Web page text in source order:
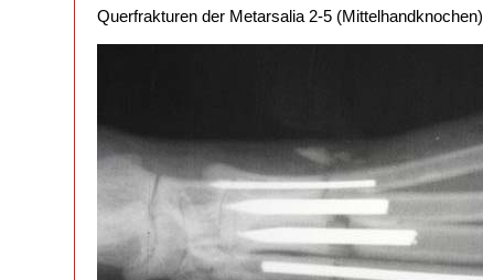
Querfrakturen der Metarsalia 2-5 (Mittelhandknochen)